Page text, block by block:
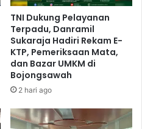
TNI Dukung Pelayanan
Terpadu, Danramil
Sukaraja Hadiri Rekam E-
KTP, Pemeriksaan Mata,
dan Bazar UMKM di
Bojongsawah
2 hari ago